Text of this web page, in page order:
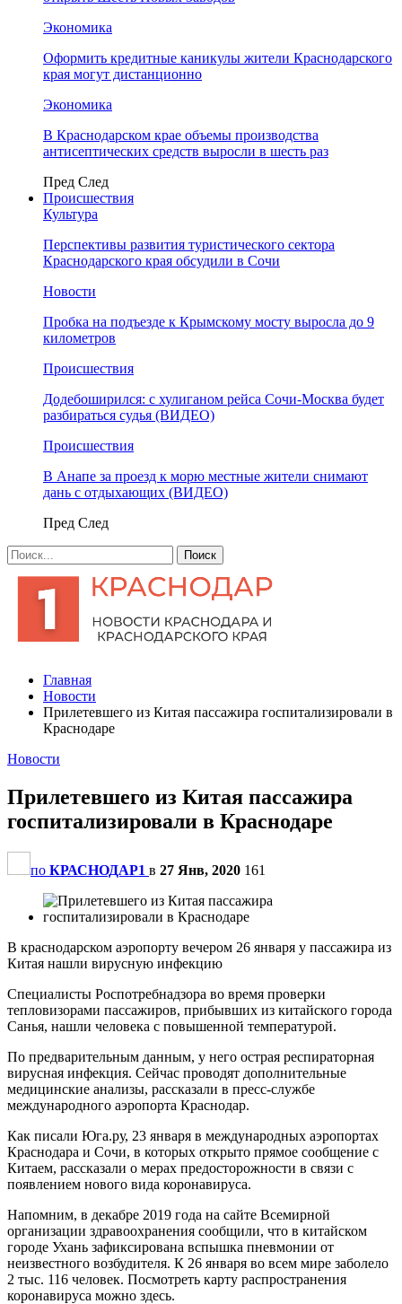
Экономика
Оформить кредитные каникулы жители Краснодарского
края могут дистанционно
Экономика
В Краснодарском крае объемы производства
антисептических средств выросли в шесть раз
Пред След
Происшествия
Культура
Перспективы развития туристического сектора
Краснодарского края обсудили в Сочи
Новости
Пробка на подъезде к Крымскому мосту выросла до 9
километров
Происшествия
Додебоширился: с хулиганом рейса Сочи-Москва будет
разбираться судья (ВИДЕО)
Происшествия
В Анапе за проезд к морю местные жители снимают
дань с отдыхающих (ВИДЕО)
Пред След
Главная
Новости
Прилетевшего из Китая пассажира госпитализировали в
Краснодаре
Новости
Прилетевшего из Китая пассажира
госпитализировали в Краснодаре
по КРАСНОДАР1 в 27 Янв, 2020 161
В краснодарском аэропорту вечером 26 января у пассажира из
Китая нашли вирусную инфекцию
Специалисты Роспотребнадзора во время проверки
тепловизорами пассажиров, прибывших из китайского города
Санья, нашли человека с повышенной температурой.
По предварительным данным, у него острая респираторная
вирусная инфекция. Сейчас проводят дополнительные
медицинские анализы, рассказали в пресс-службе
международного аэропорта Краснодар.
Как писали Юга.ру, 23 января в международных аэропортах
Краснодара и Сочи, в которых открыто прямое сообщение с
Китаем, рассказали о мерах предосторожности в связи с
появлением нового вида коронавируса.
Напомним, в декабре 2019 года на сайте Всемирной
организации здравоохранения сообщили, что в китайском
городе Ухань зафиксирована вспышка пневмонии от
неизвестного возбудителя. К 26 января во всем мире заболело
2 тыс. 116 человек. Посмотреть карту распространения
коронавируса можно здесь.